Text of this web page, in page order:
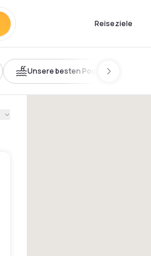
Reiseziele
Unsere besten Pools